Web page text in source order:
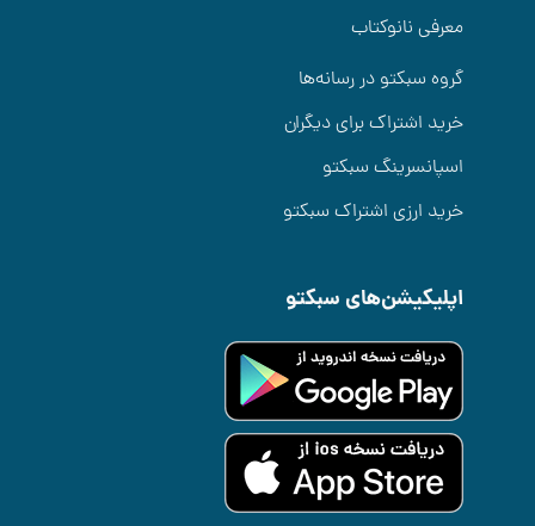
معرفی نانوکتاب
گروه سبکتو در رسانه‌ها
خرید اشتراک برای دیگران
اسپانسرینگ سبکتو
خرید ارزی اشتراک سبکتو
اپلیکیشن‌های سبکتو